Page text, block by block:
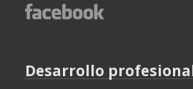
Desarrollo